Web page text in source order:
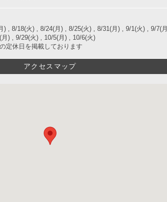
) , 8/18(火) , 8/24(月) , 8/25(火) , 8/31(月) , 9/1(火) , 9/7(
月) , 9/29(火) , 10/5(月) , 10/6(火)
定休日を掲載しております
アクセスマップ